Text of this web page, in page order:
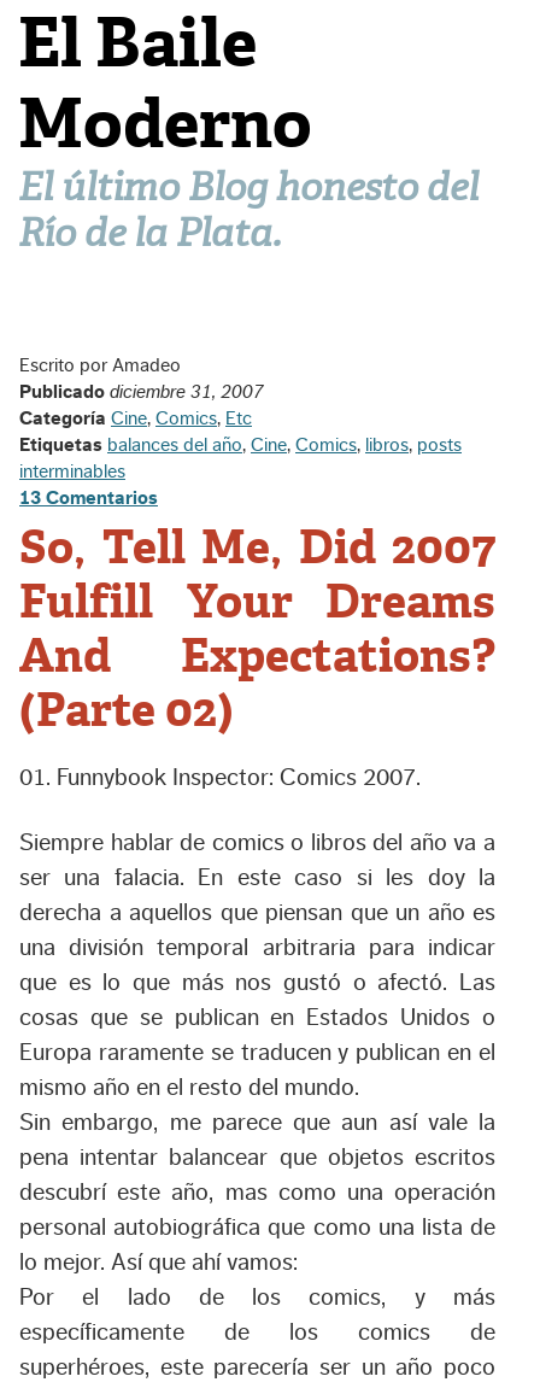
El Baile
Moderno
El último Blog honesto del
Río de la Plata.
Escrito por Amadeo
Publicado diciembre 31, 2007
Categoría Cine, Comics, Etc
Etiquetas balances del año, Cine, Comics, libros, posts
interminables
13 Comentarios
So, Tell Me, Did 2007
Fulfill Your Dreams
And Expectations?
(Parte 02)
01. Funnybook Inspector: Comics 2007.
Siempre hablar de comics o libros del año va a
ser una falacia. En este caso si les doy la
derecha a aquellos que piensan que un año es
una división temporal arbitraria para indicar
que es lo que más nos gustó o afectó. Las
cosas que se publican en Estados Unidos o
Europa raramente se traducen y publican en el
mismo año en el resto del mundo.
Sin embargo, me parece que aun así vale la
pena intentar balancear que objetos escritos
descubrí este año, mas como una operación
personal autobiográfica que como una lista de
lo mejor. Así que ahí vamos:
Por el lado de los comics, y más
específicamente de los comics de
superhéroes, este parecería ser un año poco